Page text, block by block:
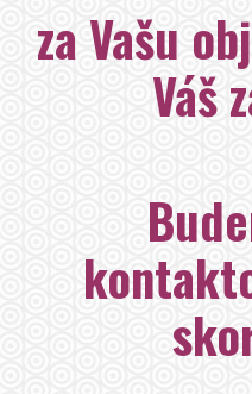
za Vašu
Váš